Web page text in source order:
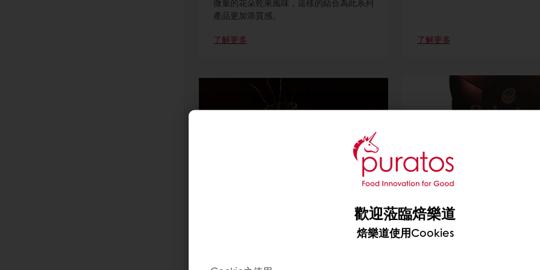
微量的花朵乾果風味，這樣的結合為此系列
產品更加添質感。
了解更多
了解更多
比利時貝可拉安特司白巧克力
清爽甜味容易與其他原料搭配，高流動性起
初為日本市場開發，現在是來自比利時廣受
比利時貝可拉普艾瑪
可可含量最多，甜度最低，特製
巧克力。
歡迎蒞臨焙樂道
焙樂道使用Cookies